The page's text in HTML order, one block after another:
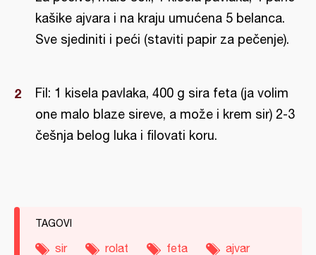
kašike ajvara i na kraju umućena 5 belanca.
Sve sjediniti i peći (staviti papir za pečenje).
Fil: 1 kisela pavlaka, 400 g sira feta (ja volim
one malo blaze sireve, a može i krem sir) 2-3
češnja belog luka i filovati koru.
TAGOVI
sir rolat feta ajvar